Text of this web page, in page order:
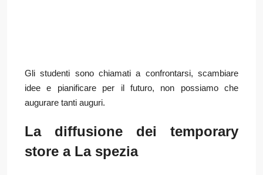
Gli studenti sono chiamati a confrontarsi, scambiare
idee e pianificare per il futuro, non possiamo che
augurare tanti auguri.
La diffusione dei temporary
store a La spezia